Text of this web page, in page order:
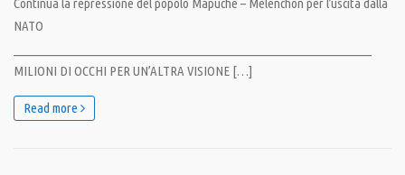
Continua la repressione del popolo Mapuche – Melenchon per l’uscita dalla
NATO
MILIONI DI OCCHI PER UN’ALTRA VISIONE […]
Read more